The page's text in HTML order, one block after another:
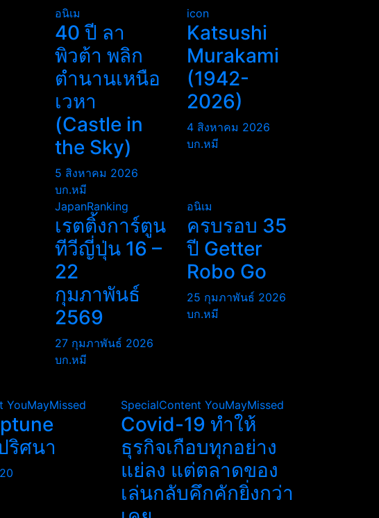
อนิเม
40 ปี ลา
พิวต้า พลิก
ตำนานเหนือ
เวหา
(Castle in
the Sky)
5 สิงหาคม 2026
บก.หมี
icon
Katsushi
Murakami
(1942-
2026)
4 สิงหาคม 2026
บก.หมี
JapanRanking
เรตติ้งการ์ตูน
ทีวีญี่ปุ่น 16 –
22
กุมภาพันธ์
2569
27 กุมภาพันธ์ 2026
บก.หมี
อนิเม
ครบรอบ 35
ปี Getter
Robo Go
25 กุมภาพันธ์ 2026
บก.หมี
YouMayMissed
ริศนา
SpecialContent YouMayMissed
Covid-19 ทำให้
ธุรกิจเกือบทุกอย่าง
แย่ลง แต่ตลาดของ
เล่นกลับคึกคักยิ่งกว่า